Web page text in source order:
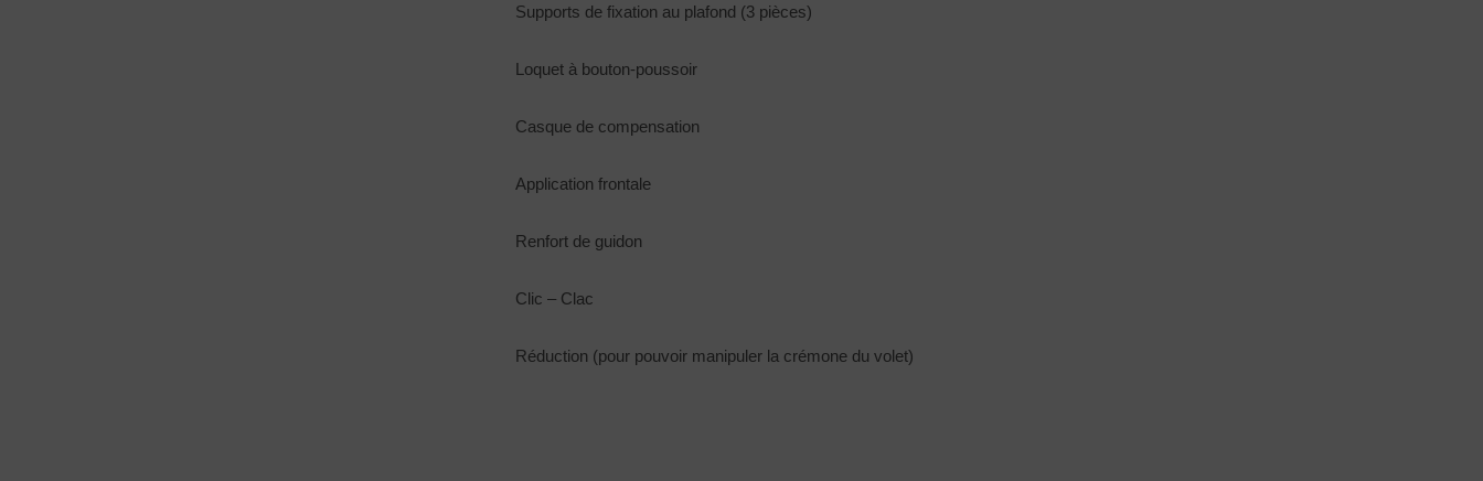
Supports de fixation au plafond (3 pièces)
Loquet à bouton-poussoir
Casque de compensation
Application frontale
Renfort de guidon
Clic – Clac
Réduction (pour pouvoir manipuler la crémone du volet)